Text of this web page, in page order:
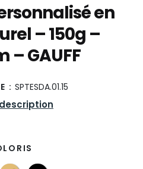
en
– 150g –
– GAUFF
: SPTESDA.01.15